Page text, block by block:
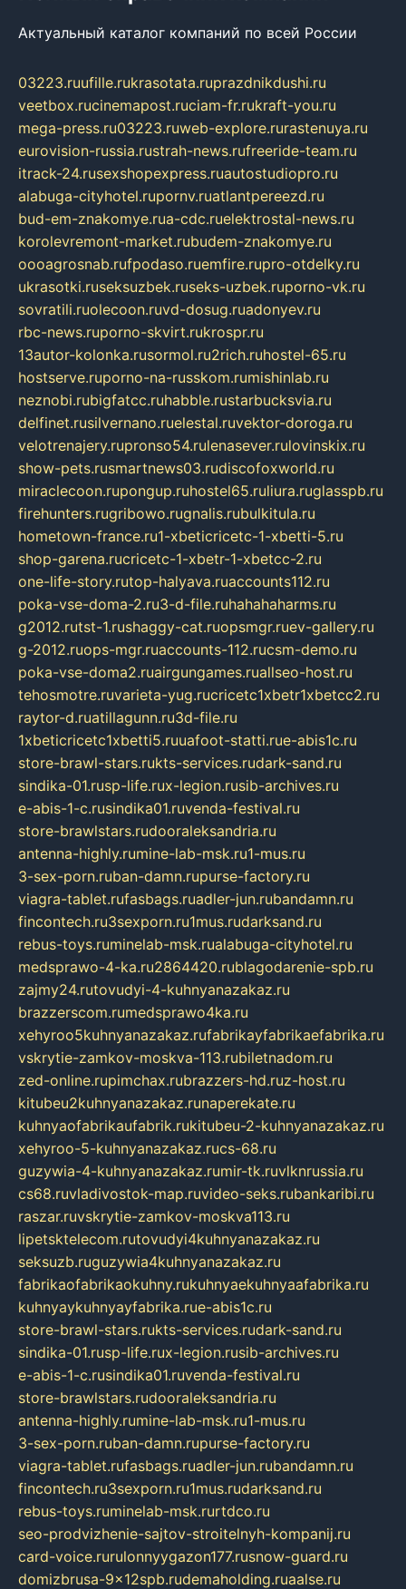
Актуальный каталог компаний по всей России
03223.ruufille.rukrasotata.ruprazdnikdushi.ru
veetbox.rucinemapost.ruciam-fr.rukraft-you.ru
mega-press.ru03223.ruweb-explore.rurastenuya.ru
eurovision-russia.rustrah-news.rufreeride-team.ru
itrack-24.rusexshopexpress.ruautostudiopro.ru
alabuga-cityhotel.rupornv.ruatlantpereezd.ru
bud-em-znakomye.rua-cdc.ruelektrostal-news.ru
korolevremont-market.rubudem-znakomye.ru
oooagrosnab.rufpodaso.ruemfire.rupro-otdelky.ru
ukrasotki.ruseksuzbek.ruseks-uzbek.ruporno-vk.ru
sovratili.ruolecoon.ruvd-dosug.ruadonyev.ru
rbc-news.ruporno-skvirt.rukrospr.ru
13autor-kolonka.rusormol.ru2rich.ruhostel-65.ru
hostserve.ruporno-na-russkom.rumishinlab.ru
neznobi.rubigfatcc.ruhabble.rustarbucksvia.ru
delfinet.rusilvernano.ruelestal.ruvektor-doroga.ru
velotrenajery.rupronso54.rulenasever.rulovinskix.ru
show-pets.rusmartnews03.rudiscofoxworld.ru
miraclecoon.rupongup.ruhostel65.ruliura.ruglasspb.ru
firehunters.rugribowo.rugnalis.rubulkitula.ru
hometown-france.ru1-xbeticricetc-1-xbetti-5.ru
shop-garena.rucricetc-1-xbetr-1-xbetcc-2.ru
one-life-story.rutop-halyava.ruaccounts112.ru
poka-vse-doma-2.ru3-d-file.ruhahahaharms.ru
g2012.rutst-1.rushaggy-cat.ruopsmgr.ruev-gallery.ru
g-2012.ruops-mgr.ruaccounts-112.rucsm-demo.ru
poka-vse-doma2.ruairgungames.ruallseo-host.ru
tehosmotre.ruvarieta-yug.rucricetc1xbetr1xbetcc2.ru
raytor-d.ruatillagunn.ru3d-file.ru
1xbeticricetc1xbetti5.ruuafoot-statti.rue-abis1c.ru
store-brawl-stars.rukts-services.rudark-sand.ru
sindika-01.rusp-life.rux-legion.rusib-archives.ru
e-abis-1-c.rusindika01.ruvenda-festival.ru
store-brawlstars.rudooraleksandria.ru
antenna-highly.rumine-lab-msk.ru1-mus.ru
3-sex-porn.ruban-damn.rupurse-factory.ru
viagra-tablet.rufasbags.ruadler-jun.rubandamn.ru
fincontech.ru3sexporn.ru1mus.rudarksand.ru
rebus-toys.ruminelab-msk.rualabuga-cityhotel.ru
medsprawo-4-ka.ru2864420.rublagodarenie-spb.ru
zajmy24.rutovudyi-4-kuhnyanazakaz.ru
brazzerscom.rumedsprawo4ka.ru
xehyroo5kuhnyanazakaz.rufabrikayfabrikaefabrika.ru
vskrytie-zamkov-moskva-113.rubiletnadom.ru
zed-online.rupimchax.rubrazzers-hd.ruz-host.ru
kitubeu2kuhnyanazakaz.runaperekate.ru
kuhnyaofabrikaufabrik.rukitubeu-2-kuhnyanazakaz.ru
xehyroo-5-kuhnyanazakaz.rucs-68.ru
guzywia-4-kuhnyanazakaz.rumir-tk.ruvlknrussia.ru
cs68.ruvladivostok-map.ruvideo-seks.rubankaribi.ru
raszar.ruvskrytie-zamkov-moskva113.ru
lipetsktelecom.rutovudyi4kuhnyanazakaz.ru
seksuzb.ruguzywia4kuhnyanazakaz.ru
fabrikaofabrikaokuhny.rukuhnyaekuhnyaafabrika.ru
kuhnyaykuhnyayfabrika.rue-abis1c.ru
store-brawl-stars.rukts-services.rudark-sand.ru
sindika-01.rusp-life.rux-legion.rusib-archives.ru
e-abis-1-c.rusindika01.ruvenda-festival.ru
store-brawlstars.rudooraleksandria.ru
antenna-highly.rumine-lab-msk.ru1-mus.ru
3-sex-porn.ruban-damn.rupurse-factory.ru
viagra-tablet.rufasbags.ruadler-jun.rubandamn.ru
fincontech.ru3sexporn.ru1mus.rudarksand.ru
rebus-toys.ruminelab-msk.rurtdco.ru
seo-prodvizhenie-sajtov-stroitelnyh-kompanij.ru
card-voice.rurulonnyygazon177.rusnow-guard.ru
domizbrusa-9x12spb.rudemaholding.ruaalse.ru